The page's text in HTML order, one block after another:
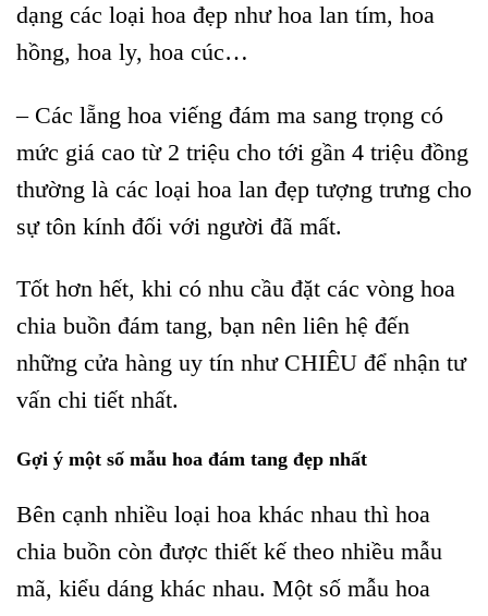
dạng các loại hoa đẹp như hoa lan tím, hoa
hồng, hoa ly, hoa cúc…
– Các lẵng hoa viếng đám ma sang trọng có
mức giá cao từ 2 triệu cho tới gần 4 triệu đồng
thường là các loại hoa lan đẹp tượng trưng cho
sự tôn kính đối với người đã mất.
Tốt hơn hết, khi có nhu cầu đặt các vòng hoa
chia buồn đám tang, bạn nên liên hệ đến
những cửa hàng uy tín như CHIÊU để nhận tư
vấn chi tiết nhất.
Gợi ý một số mẫu hoa đám tang đẹp nhất
Bên cạnh nhiều loại hoa khác nhau thì hoa
chia buồn còn được thiết kế theo nhiều mẫu
mã, kiểu dáng khác nhau. Một số mẫu hoa